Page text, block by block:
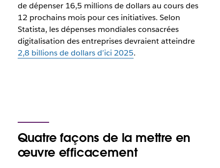
de dépenser 16,5 millions de dollars au cours des
12 prochains mois pour ces initiatives. Selon
Statista, les dépenses mondiales consacrées
digitalisation des entreprises devraient atteindre
2,8 billions de dollars d’ici 2025.
Quatre façons de la mettre en
œuvre efficacement